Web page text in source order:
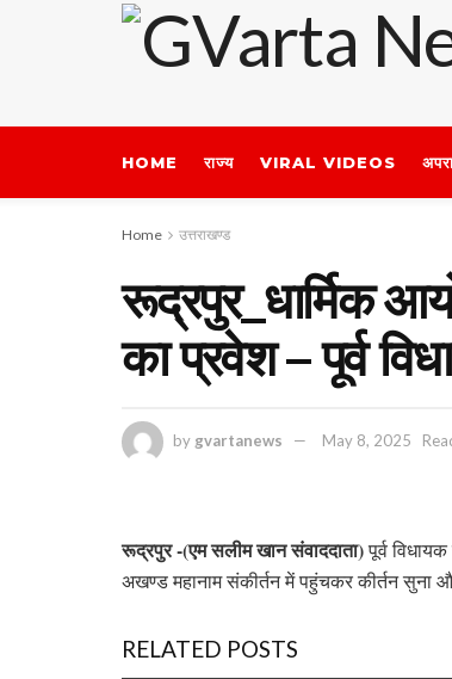
HOME राज्य VIRAL VIDEOS
Home उत्तराखण्ड
रूद्रपुर_धार्मिक
का प्रवेश – पूर्व
by gvartanews May 8, 2025
रूद्रपुर -(एम सलीम खान संवाददाता)पूर्व
अखण्ड महानाम संकीर्तन में पहुंचकर कीर्तन सुना
RELATED POSTS